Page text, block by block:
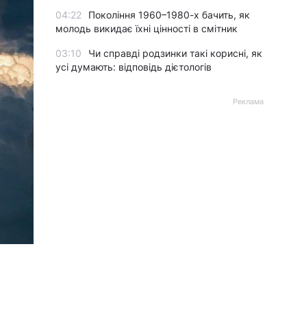
04:22
Покоління 1960–1980-х бачить, як
молодь викидає їхні цінності в смітник
03:10
Чи справді родзинки такі корисні, як
усі думають: відповідь дієтологів
Реклама